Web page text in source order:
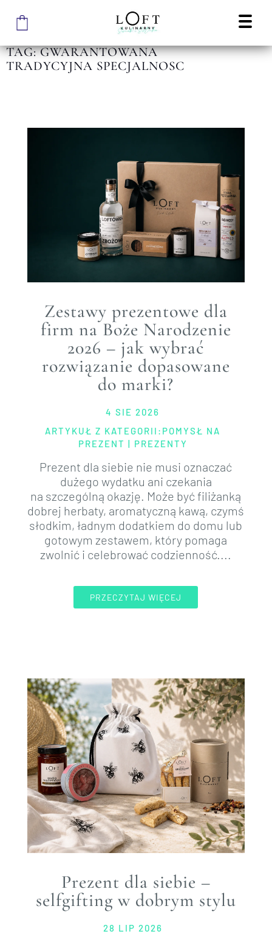
TAG: GWARANTOWANA
TRADYCYJNA SPECJALNOSC
Zestawy prezentowe dla
firm na Boże Narodzenie
2026 – jak wybrać
rozwiązanie dopasowane
do marki?
4 SIE 2026
ARTYKUŁ Z KATEGORII: POMYSŁ NA
PREZENT | PREZENTY
Prezent dla siebie nie musi oznaczać
dużego wydatku ani czekania
na szczególną okazję. Może być filiżanką
dobrej herbaty, aromatyczną kawą, czymś
słodkim, ładnym dodatkiem do domu lub
gotowym zestawem, który pomaga
zwolnić i celebrować codzienność....
PRZECZYTAJ WIĘCEJ
Prezent dla siebie –
selfgifting w dobrym stylu
28 LIP 2026